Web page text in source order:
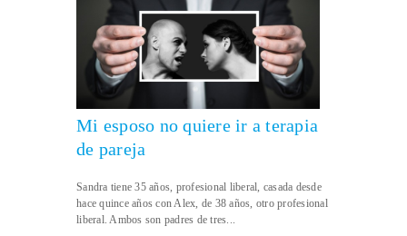
Mi esposo no quiere ir a terapia
de pareja
Sandra tiene 35 años, profesional liberal, casada desde
hace quince años con Alex, de 38 años, otro profesional
liberal. Ambos son padres de tres...